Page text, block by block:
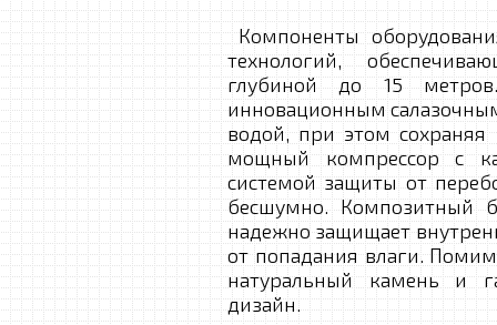
Компоненты
технологий,
глубиной до 15
инновационным
водой, при этом сохраняя
мощный компрессор с
системой защиты от
бесшумно. Композитный
надежно защищает
от попадания влаги.
натуральный камень и
дизайн.